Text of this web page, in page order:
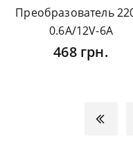
Преобразователь
0.6A/12V-6A
468 грн.